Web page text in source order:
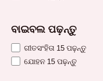
ବାଇବଲ ପଢ଼ନ୍ତୁ
ଗୀତସଂହିତା 15 ପଢ଼ନ୍ତୁ
ଯୋହନ 15 ପଢ଼ନ୍ତୁ